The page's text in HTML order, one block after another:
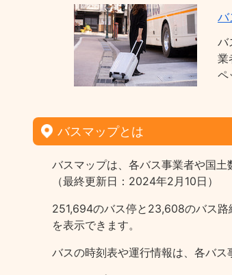
バ
バ
業
ペ
バスマップとは
バスマップは、各バス事業者や国土
（最終更新日：2024年2月10日）
251,694のバス停と23,608のバス路
を表示できます。
バスの時刻表や運行情報は、各バス